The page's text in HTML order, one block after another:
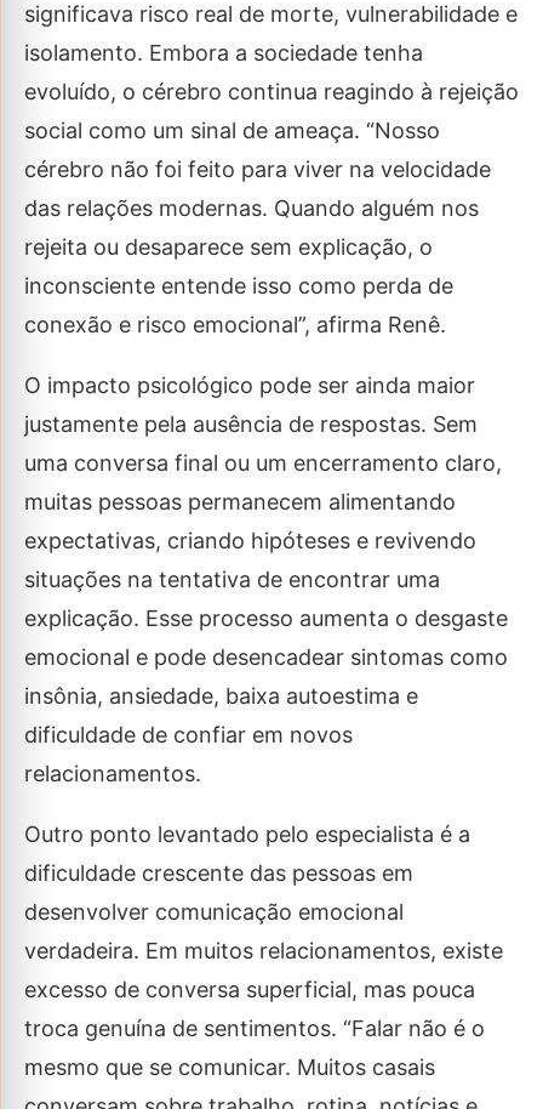
significava risco real de morte, vulnerabilidade e
isolamento. Embora a sociedade tenha
evoluído, o cérebro continua reagindo à rejeição
social como um sinal de ameaça. “Nosso
cérebro não foi feito para viver na velocidade
das relações modernas. Quando alguém nos
rejeita ou desaparece sem explicação, o
inconsciente entende isso como perda de
conexão e risco emocional”, afirma Renê.
O impacto psicológico pode ser ainda maior
justamente pela ausência de respostas. Sem
uma conversa final ou um encerramento claro,
muitas pessoas permanecem alimentando
expectativas, criando hipóteses e revivendo
situações na tentativa de encontrar uma
explicação. Esse processo aumenta o desgaste
emocional e pode desencadear sintomas como
insônia, ansiedade, baixa autoestima e
dificuldade de confiar em novos
relacionamentos.
Outro ponto levantado pelo especialista é a
dificuldade crescente das pessoas em
desenvolver comunicação emocional
verdadeira. Em muitos relacionamentos, existe
excesso de conversa superficial, mas pouca
troca genuína de sentimentos. “Falar não é o
mesmo que se comunicar. Muitos casais